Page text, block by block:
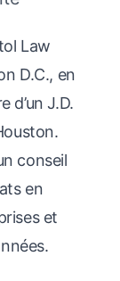
Law
D.C., en
d’un J.D.
conseil
en
et